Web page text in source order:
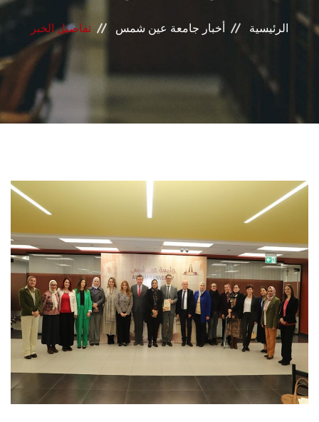
المراكز والوحدات
الأنظمة الذكية
الطلاب
هيئة التدريس
الدراسات العليا
الخريجين
الزائـرون
الرئيسية أخبار جامعة عين شمس تفاصيل الخبر